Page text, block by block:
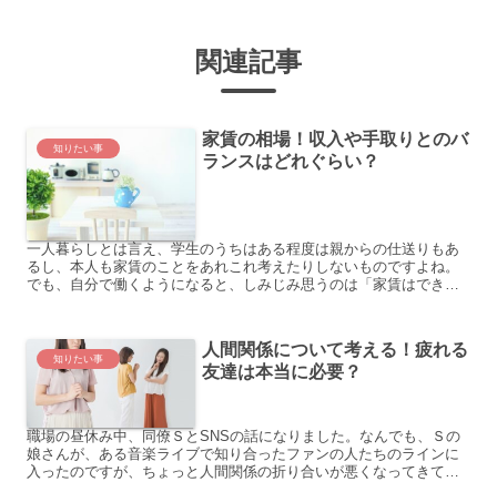
関連記事
知りたい事
家賃の相場！収入や手取りとのバ
ランスはどれぐらい？
一人暮らしとは言え、学生のうちはある程度は親からの仕送りもあ
るし、本人も家賃のことをあれこれ考えたりしないものですよね。
でも、自分で働くようになると、しみじみ思うのは「家賃はできれ
知りたい事
人間関係について考える！疲れる
友達は本当に必要？
職場の昼休み中、同僚ＳとSNSの話になりました。なんでも、Ｓの
娘さんが、ある音楽ライブで知り合ったファンの人たちのラインに
入ったのですが、ちょっと人間関係の折り合いが悪くなってきてい